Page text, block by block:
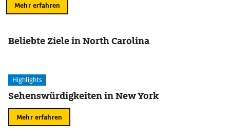
Mehr erfahren
Beliebte Ziele in North Carolina
Highlights
Sehenswürdigkeiten in New York
Mehr erfahren